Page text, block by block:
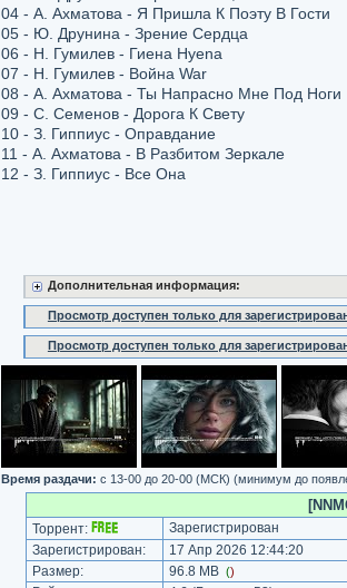
04 - А. Ахматова - Я Пришла К Поэту В Гости
05 - Ю. Друнина - Зрение Сердца
06 - Н. Гумилев - Гиена Hyena
07 - Н. Гумилев - Война War
08 - А. Ахматова - Ты Напрасно Мне Под
09 - С. Семенов - Дорога К Свету
10 - З. Гиппиус - Оправдание
11 - А. Ахматова - В Разбитом Зеркале
12 - З. Гиппиус - Все Она
Дополнительная информация:
Просмотр доступен только для
Просмотр доступен только для
Время раздачи: c 13-00 до 20-00 (МСК) (минимум до
Торрент:
Зарегистрирован
Зарегистрирован:
17 Апр 2026 12:44:20
Размер:
96.8 MB ()